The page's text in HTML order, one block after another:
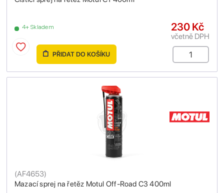
4+ Skladem 230 Kč
včetně DPH
PŘIDAT DO KOŠÍKU
Mazací sprej na řetěz Motul Off-Road C3 400ml
(AF4653)